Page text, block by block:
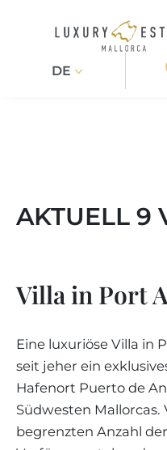
DE
NEUBAUVILLEN
WEINGÜTER
APARTMENTANLAGEN
IMMOBILIEN KAUFEN
IMMOBILIEN
IMMOBILIEN SCOUT
BOUTIQUE-HOTEL-
LIVE VIDEO
IMMOBILIENMAKLER
IMMOBILIENMAKLER
UNSER TEAM
KUNDENSTIMMEN
REGION ANDRATX
REGION SANTA PONSA
LIFESTYLE
LIFESTYLE AUF
MALLORCA
CHRISTIE'S
KONTAKT
Exklusiv
Immobilienart
Weitere Filter
Puerto de Andratx
Erstbezug
AKTUELL 9
Villa in Port
Eine luxuriöse Villa in
seit jeher ein
Hafenort Puerto de
Südwesten
begrenzten Anzahl